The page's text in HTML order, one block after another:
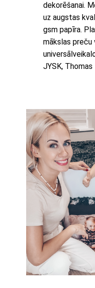
dekorēšanai.
uz augstas
gsm papīra.
mākslas preču
JYSK, Thomas